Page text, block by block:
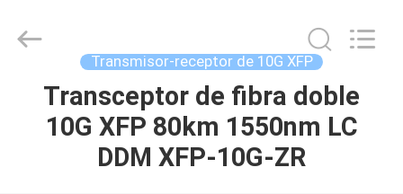
HOGAR
PRODUCTOS
Technology
Co.,Ltd.
Transmisor-receptor de 10G XFP
Transceptor de fibra doble
10G XFP 80km 1550nm LC
DDM XFP-10G-ZR